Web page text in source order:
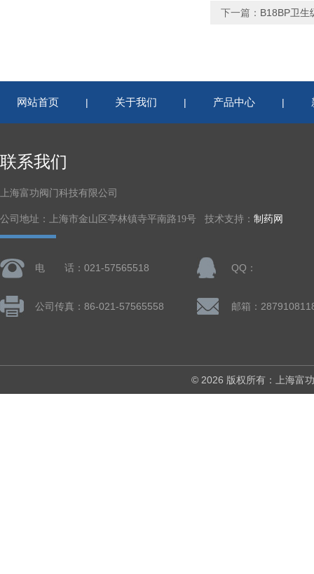
下一篇： B18BP卫生
网站首页 | 关于我们 | 产品中心 |
联系我们
上海富功阀门科技有限公司
公司地址：上海市金山区亭林镇寺平南路19号 技术支持： 制药网
电 话：021-57565518 QQ：
公司传真：86-021-57565558 邮箱：
© 2026 版权所有：上海富